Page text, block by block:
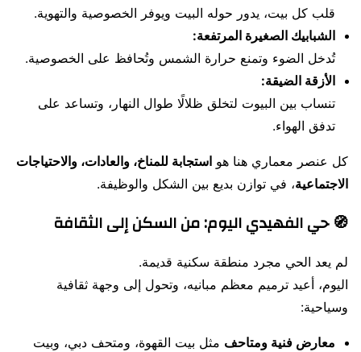
قلب كل بيت، يدور حوله البيت ويوفر الخصوصية والتهوية.
الشبابيك الصغيرة المرتفعة:
تُدخل الضوء وتمنع حرارة الشمس وتُحافظ على الخصوصية.
الأزقة الضيقة:
تنساب بين البيوت لتخلق ظلالًا طوال النهار، وتساعد على
تدفق الهواء.
كل عنصر معماري هنا هو استجابة للمناخ، والعادات، والاحتياجات
الاجتماعية، في توازن بديع بين الشكل والوظيفة.
🧭 حي الفهيدي اليوم: من السكن إلى الثقافة
لم يعد الحي مجرد منطقة سكنية قديمة.
اليوم، أعيد ترميم معظم مبانيه، وتحول إلى وجهة ثقافية
وسياحية:
معارض فنية ومتاحف مثل بيت القهوة، ومتحف دبي، وبيت